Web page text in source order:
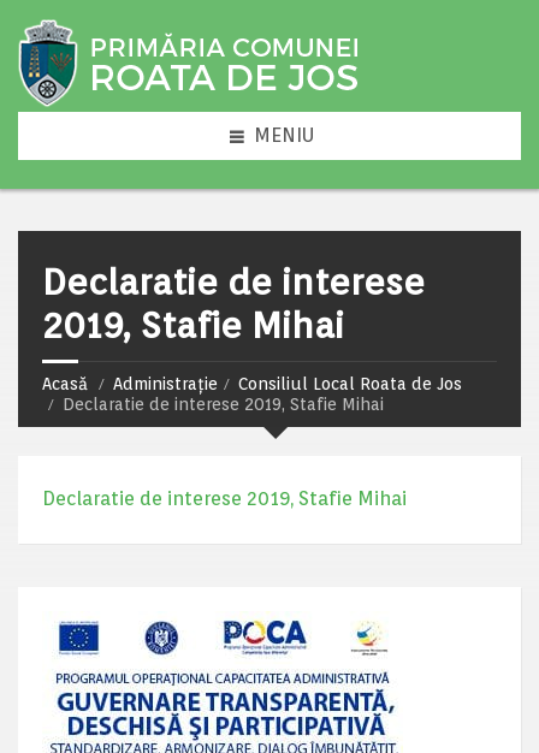
MENIU
Declaratie de interese
2019, Stafie Mihai
Acasă Administrație
Consiliul Local Roata de Jos
Declaratie de interese 2019, Stafie Mihai
Declaratie de interese 2019, Stafie Mihai